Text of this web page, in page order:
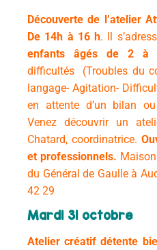
Découverte de l’atelier
De 14h à 16 h. Il
enfants âgés de 2 à
difficultés (Troubles du
langage- Agitation-
en attente d’un bilan
Venez découvrir un
Chatard, coordinatrice.
et professionnels.
du Général de Gaulle à
42 29
Mardi 31 octobre
Atelier créatif détente